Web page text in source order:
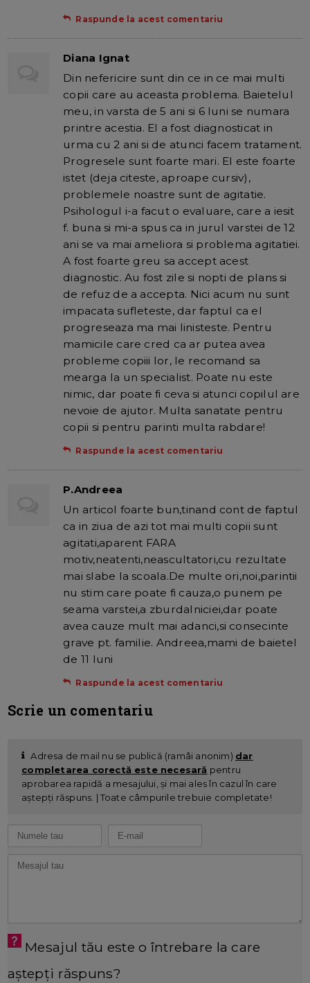
Raspunde la acest comentariu
Diana Ignat
Din nefericire sunt din ce in ce mai multi
copii care au aceasta problema. Baietelul
meu, in varsta de 5 ani si 6 luni se numara
printre acestia. El a fost diagnosticat in
urma cu 2 ani si de atunci facem tratament.
Progresele sunt foarte mari. El este foarte
istet (deja citeste, aproape cursiv),
problemele noastre sunt de agitatie.
Psihologul i-a facut o evaluare, care a iesit
f. buna si mi-a spus ca in jurul varstei de 12
ani se va mai ameliora si problema agitatiei.
A fost foarte greu sa accept acest
diagnostic. Au fost zile si nopti de plans si
de refuz de a accepta. Nici acum nu sunt
impacata sufleteste, dar faptul ca el
progreseaza ma mai linisteste. Pentru
mamicile care cred ca ar putea avea
probleme copiii lor, le recomand sa
mearga la un specialist. Poate nu este
nimic, dar poate fi ceva si atunci copilul are
nevoie de ajutor. Multa sanatate pentru
copii si pentru parinti multa rabdare!
Raspunde la acest comentariu
P.Andreea
Un articol foarte bun,tinand cont de faptul
ca in ziua de azi tot mai multi copii sunt
agitati,aparent FARA
motiv,neatenti,neascultatori,cu rezultate
mai slabe la scoala.De multe ori,noi,parintii
nu stim care poate fi cauza,o punem pe
seama varstei,a zburdalniciei,dar poate
avea cauze mult mai adanci,si consecinte
grave pt. familie. Andreea,mami de baietel
de 11 luni
Raspunde la acest comentariu
Scrie un comentariu
Adresa de mail nu se publică (ramâi anonim) dar
completarea corectă este necesară pentru
aprobarea rapidă a mesajului, și mai ales în cazul în care
aștepți răspuns. | Toate câmpurile trebuie completate!
Mesajul tău este o întrebare la care
aștepți răspuns?